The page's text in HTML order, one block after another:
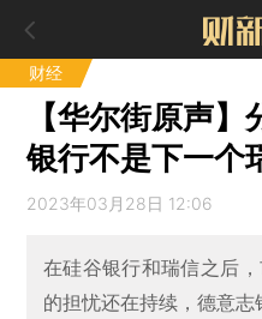
财经
【华尔街原声
银行不是下一个
2023年03月28日 12:06
在硅谷银行和瑞信之后
的担忧还在持续，德意